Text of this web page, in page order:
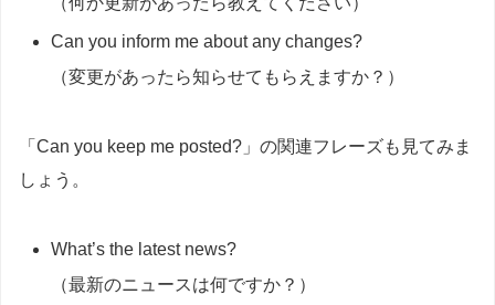
Can you inform me about any changes?
（変更があったら知らせてもらえますか？）
「Can you keep me posted?」の関連フレーズも見てみま
しょう。
What’s the latest news?
（最新のニュースは何ですか？）